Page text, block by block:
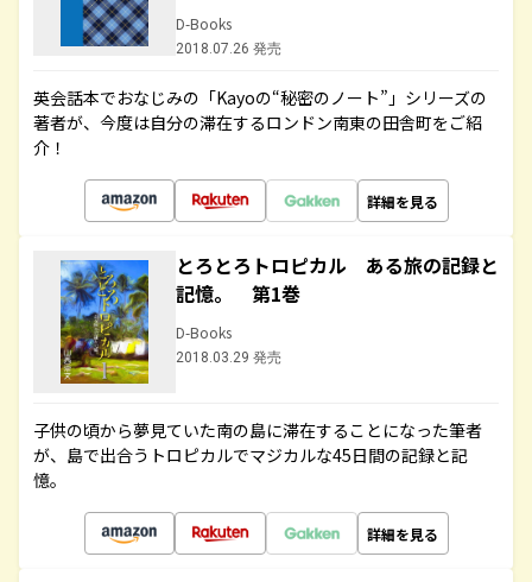
D-Books
2018.07.26 発売
英会話本でおなじみの「Kayoの“秘密のノート”」シリーズの
著者が、今度は自分の滞在するロンドン南東の田舎町をご紹
介！
詳細を見る
とろとろトロピカル ある旅の記録と
記憶。 第1巻
D-Books
2018.03.29 発売
子供の頃から夢見ていた南の島に滞在することになった筆者
が、島で出合うトロピカルでマジカルな45日間の記録と記
憶。
詳細を見る